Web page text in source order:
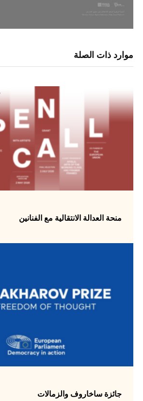
موارد ذات الصلة
منحة العدالة الانتقالية مع الفنانين
جائزة ساخاروف والزمالات